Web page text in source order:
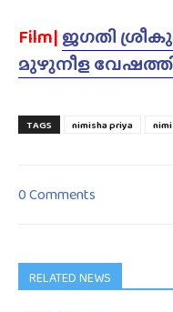
Film| ജഗതി
മുഴുനീള
TAGS nimisha priya
0 Comments
RELATED NEWS